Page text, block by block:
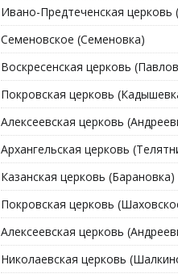
Ивано-Предтеченская
Семеновское (Семеновка)
Воскресенская церковь
Покровская церковь
Алексеевская церковь
Архангельская церковь
Казанская церковь (Барановка)
Покровская церковь
Алексеевская церковь
Николаевская церковь